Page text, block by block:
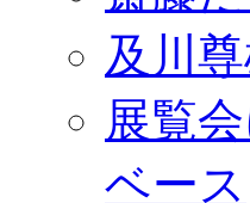
及川
展覧
ベース